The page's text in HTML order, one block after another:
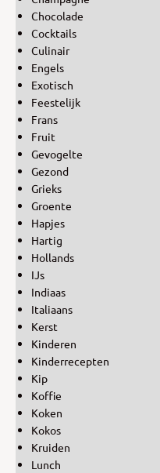
Chocolade
Cocktails
Culinair
Engels
Exotisch
Feestelijk
Frans
Fruit
Gevogelte
Gezond
Grieks
Groente
Hapjes
Hartig
Hollands
IJs
Indiaas
Italiaans
Kerst
Kinderen
Kinderrecepten
Kip
Koffie
Koken
Kokos
Kruiden
Lunch